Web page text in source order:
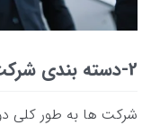
2-دسته بندی شرکت ها
شرکت ها به طور کلی